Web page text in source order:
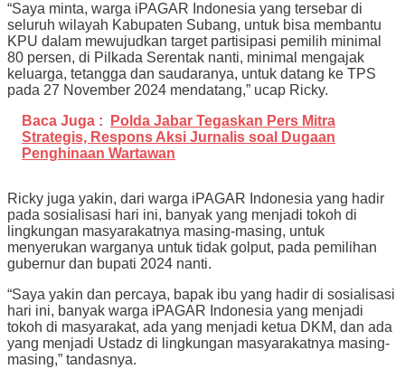
“Saya minta, warga iPAGAR Indonesia yang tersebar di
seluruh wilayah Kabupaten Subang, untuk bisa membantu
KPU dalam mewujudkan target partisipasi pemilih minimal
80 persen, di Pilkada Serentak nanti, minimal mengajak
keluarga, tetangga dan saudaranya, untuk datang ke TPS
pada 27 November 2024 mendatang,” ucap Ricky.
Baca Juga :
Polda Jabar Tegaskan Pers Mitra
Strategis, Respons Aksi Jurnalis soal Dugaan
Penghinaan Wartawan
Ricky juga yakin, dari warga iPAGAR Indonesia yang hadir
pada sosialisasi hari ini, banyak yang menjadi tokoh di
lingkungan masyarakatnya masing-masing, untuk
menyerukan warganya untuk tidak golput, pada pemilihan
gubernur dan bupati 2024 nanti.
“Saya yakin dan percaya, bapak ibu yang hadir di sosialisasi
hari ini, banyak warga iPAGAR Indonesia yang menjadi
tokoh di masyarakat, ada yang menjadi ketua DKM, dan ada
yang menjadi Ustadz di lingkungan masyarakatnya masing-
masing,” tandasnya.